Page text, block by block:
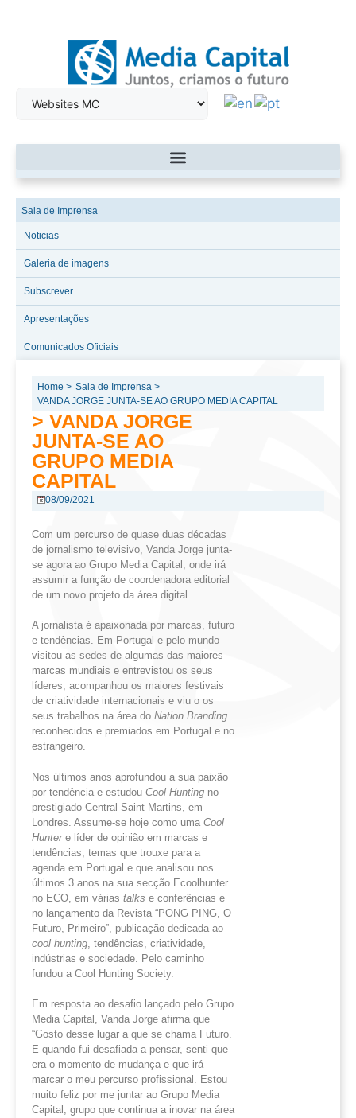
Sala de Imprensa
Noticias
Galeria de imagens
Subscrever
Apresentações
Comunicados Oficiais
Home > Sala de Imprensa >
VANDA JORGE JUNTA-SE AO GRUPO MEDIA CAPITAL
> VANDA JORGE
JUNTA-SE AO
GRUPO MEDIA
CAPITAL
08/09/2021
Com um percurso de quase duas décadas
de jornalismo televisivo, Vanda Jorge junta-
se agora ao Grupo Media Capital, onde irá
assumir a função de coordenadora editorial
de um novo projeto da área digital.
A jornalista é apaixonada por marcas, futuro
e tendências. Em Portugal e pelo mundo
visitou as sedes de algumas das maiores
marcas mundiais e entrevistou os seus
líderes, acompanhou os maiores festivais
de criatividade internacionais e viu o os
seus trabalhos na área do Nation Branding
reconhecidos e premiados em Portugal e no
estrangeiro.
Nos últimos anos aprofundou a sua paixão
por tendência e estudou Cool Hunting no
prestigiado Central Saint Martins, em
Londres. Assume-se hoje como uma Cool
Huntere líder de opinião em marcas e
tendências, temas que trouxe para a
agenda em Portugal e que analisou nos
últimos 3 anos na sua secção Ecoolhunter
no ECO, em várias talks e conferências e
no lançamento da Revista “PONG PING, O
Futuro, Primeiro”, publicação dedicada ao
cool hunting , tendências, criatividade,
indústrias e sociedade. Pelo caminho
fundou a Cool Hunting Society.
Em resposta ao desafio lançado pelo Grupo
Media Capital, Vanda Jorge afirma que
“Gosto desse lugar a que se chama Futuro.
E quando fui desafiada a pensar, senti que
era o momento de mudança e que irá
marcar o meu percurso profissional. Estou
muito feliz por me juntar ao Grupo Media
Capital, grupo que continua a inovar na área